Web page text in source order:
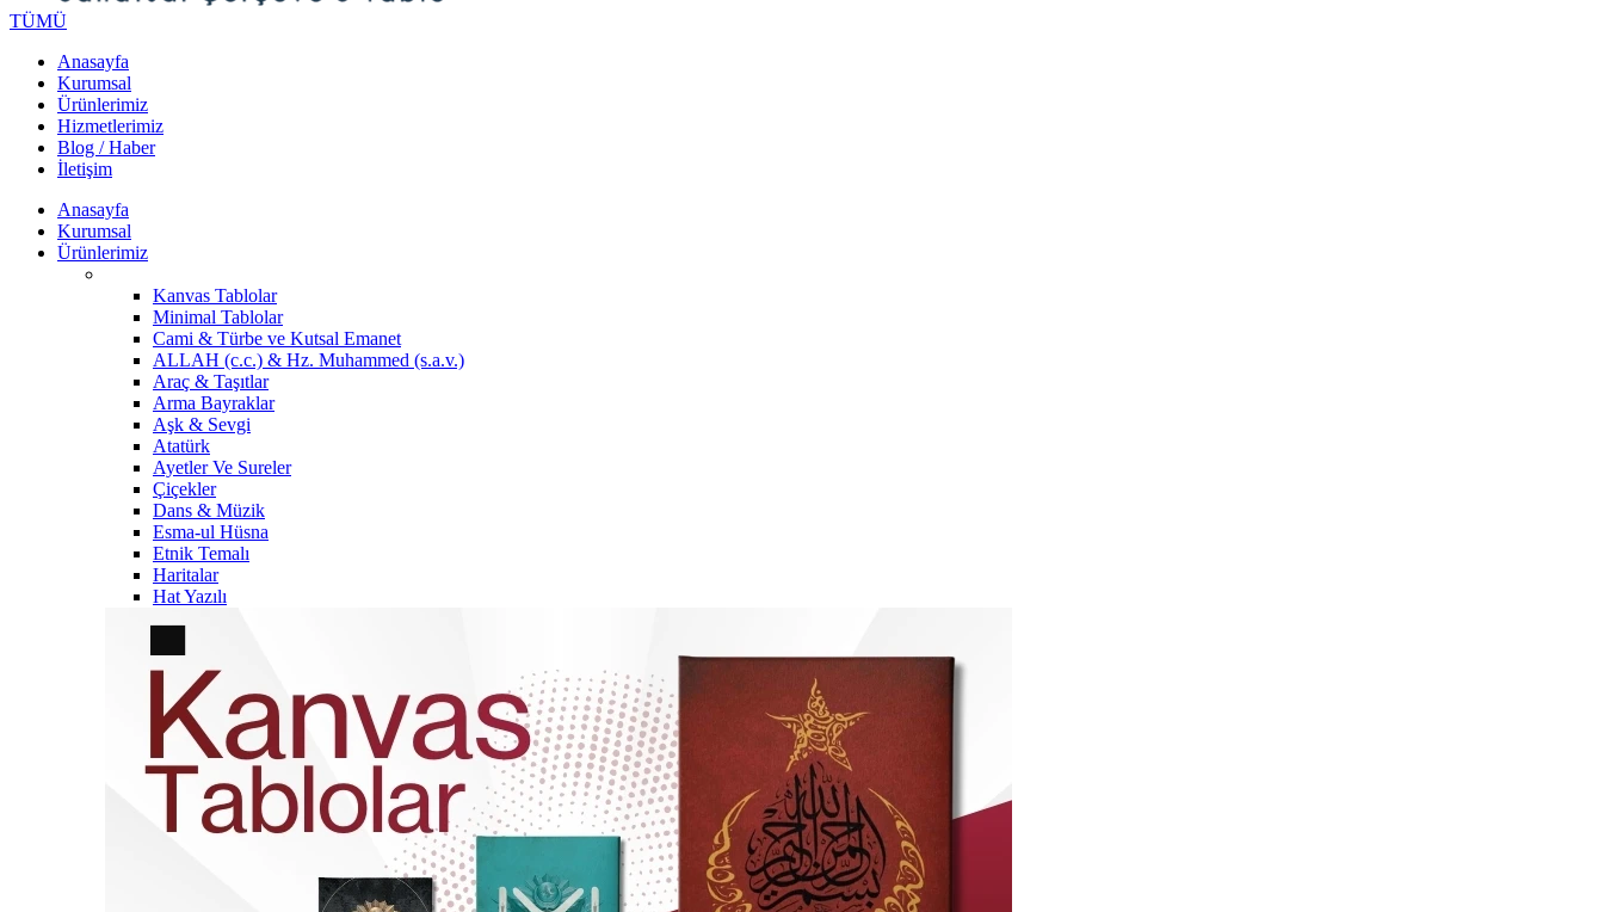
TÜMÜ
Anasayfa
Kurumsal
Ürünlerimiz
Hizmetlerimiz
Blog / Haber
İletişim
Anasayfa
Kurumsal
Ürünlerimiz
Kanvas Tablolar
Minimal Tablolar
Cami & Türbe ve Kutsal Emanet
ALLAH (c.c.) & Hz. Muhammed (s.a.v.)
Araç & Taşıtlar
Arma Bayraklar
Aşk & Sevgi
Atatürk
Ayetler Ve Sureler
Çiçekler
Dans & Müzik
Esma-ul Hüsna
Etnik Temalı
Haritalar
Hat Yazılı